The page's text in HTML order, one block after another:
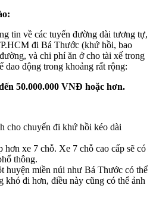
tin về các tuyến đường dài tương tự,
đi Bá Thước (khứ hồi, bao
và chi phí ăn ở cho tài xế trong
dao động trong khoảng rất rộng:
50.000.000 VNĐ hoặc hơn.
cho chuyến đi khứ hồi kéo dài
hơn xe 7 chỗ. Xe 7 chỗ cao cấp sẽ có
thông.
huyện miền núi như Bá Thước có thể
khó đi hơn, điều này cũng có thể ảnh